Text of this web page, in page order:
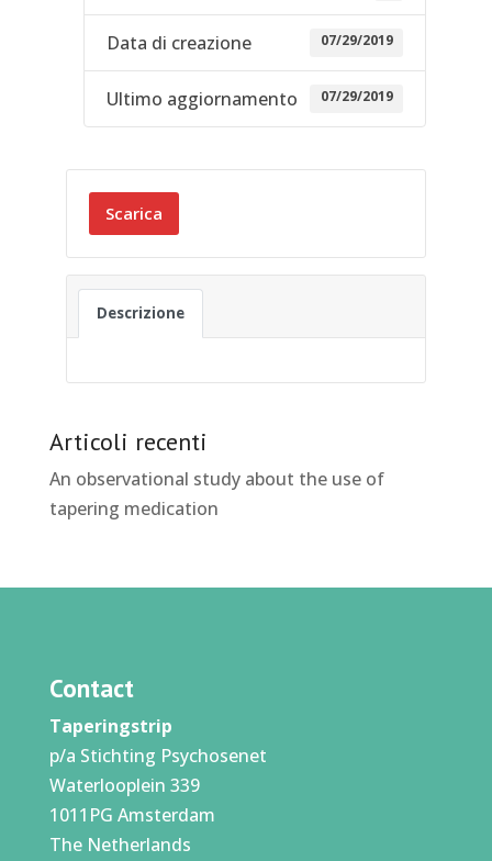
Data di creazione 07/29/2019
Ultimo aggiornamento 07/29/2019
Scarica
Descrizione
Articoli recenti
An observational study about the use of
tapering medication
Contact
Taperingstrip
p/a Stichting Psychosenet
Waterlooplein 339
1011PG Amsterdam
The Netherlands